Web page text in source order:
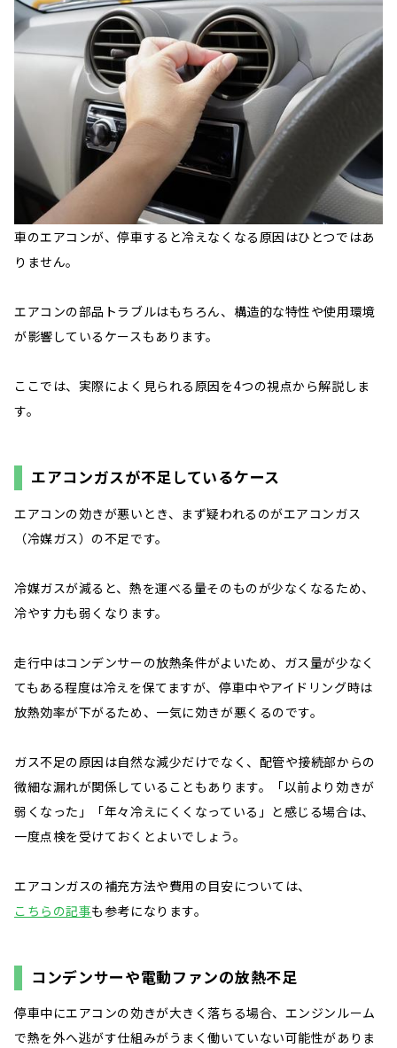
車のエアコンが、停車すると冷えなくなる原因はひとつではあ
りません。
エアコンの部品トラブルはもちろん、構造的な特性や使用環境
が影響しているケースもあります。
ここでは、実際によく見られる原因を4つの視点から解説しま
す。
エアコンガスが不足しているケース
エアコンの効きが悪いとき、まず疑われるのがエアコンガス
（冷媒ガス）の不足です。
冷媒ガスが減ると、熱を運べる量そのものが少なくなるため、
冷やす力も弱くなります。
走行中はコンデンサーの放熱条件がよいため、ガス量が少なく
てもある程度は冷えを保てますが、停車中やアイドリング時は
放熱効率が下がるため、一気に効きが悪くるのです。
ガス不足の原因は自然な減少だけでなく、配管や接続部からの
微細な漏れが関係していることもあります。「以前より効きが
弱くなった」「年々冷えにくくなっている」と感じる場合は、
一度点検を受けておくとよいでしょう。
エアコンガスの補充方法や費用の目安については、
こちらの記事も参考になります。
コンデンサーや電動ファンの放熱不足
停車中にエアコンの効きが大きく落ちる場合、エンジンルーム
で熱を外へ逃がす仕組みがうまく働いていない可能性がありま